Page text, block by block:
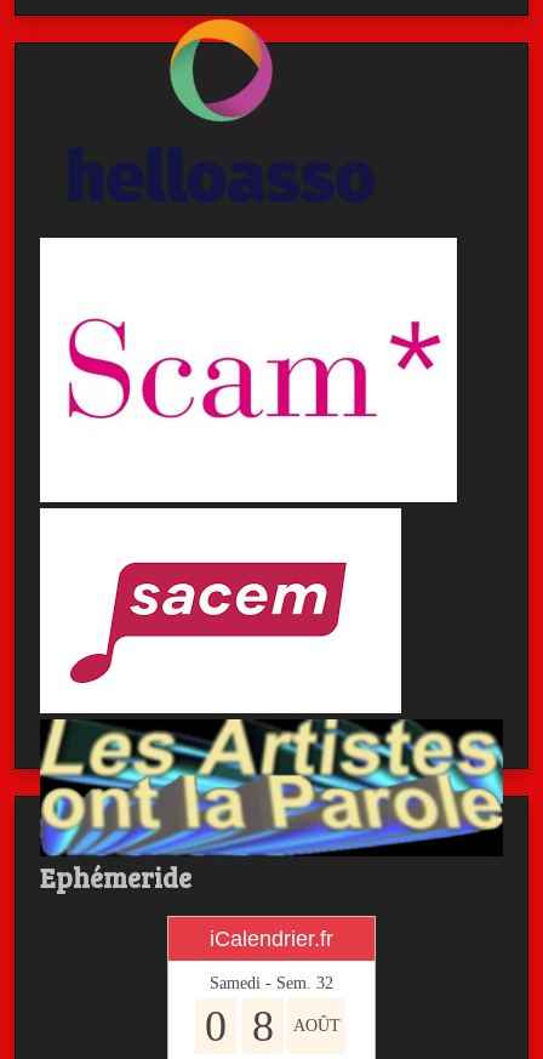
Ephémeride
iCalendrier.fr
Samedi - Sem. 32
0 8 AOÛT